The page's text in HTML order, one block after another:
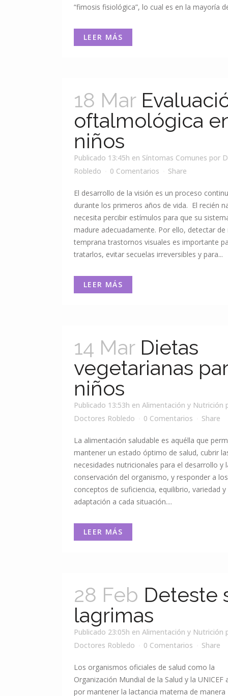
“fimosis fisiológica”, lo cual es en la mayoría
LEER MÁS
18 Mar
oftalmológica
niños
Publicado 13:45h en Síntomas Comunes por
Robledo
0 Comentarios Share
El desarrollo de la visión es un proceso
durante los primeros años de vida. El recién
necesita percibir estímulos para que su
madure adecuadamente. Por ello, detectar de
temprana trastornos visuales es importante
tratarlos, evitar secuelas irreversibles y para...
LEER MÁS
14 Mar Dietas
vegetarianas
niños
Publicado 13:53h en Alimentación y Nutrición
Doctores Robledo
0 Comentarios Share
La alimentación saludable es aquélla que
mantener un estado óptimo de salud, cubrir
necesidades nutricionales para el desarrollo y
conservación del organismo, y responder a los
conceptos de suficiencia, equilibrio, variedad y
adaptación a cada situación....
LEER MÁS
28 Feb Deteste
lagrimas
Publicado 23:05h en Alimentación y Nutrición
Doctores Robledo
0 Comentarios Share
Los organismos oficiales de salud como la
Organización Mundial de la Salud y la UNICEF
por mantener la lactancia materna de manera